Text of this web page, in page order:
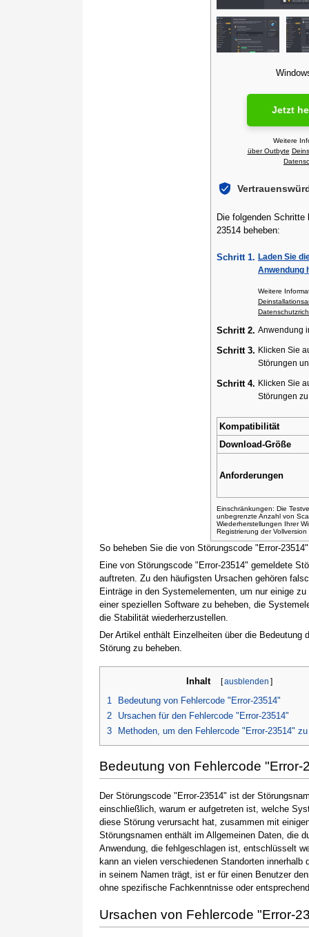
So beheben Sie die von Störungscode "Error-
Eine von Störungscode "Error-23514" gemeldete
auftreten. Zu den häufigsten Ursachen gehören
Einträge in den Systemelementen, um nur einige
einer speziellen Software zu beheben, die
die Stabilität wiederherzustellen.
Der Artikel enthält Einzelheiten über die
Störung zu beheben.
Inhalt [ ausblenden ]
1
Bedeutung von Fehlercode "Error-23514"
2
Ursachen für den Fehlercode "Error-23514"
3
Methoden, um den Fehlercode "Error-23514"
Bedeutung von Fehlercode "Error-
Der Störungscode "Error-23514" ist der
einschließlich, warum er aufgetreten ist, welche
diese Störung verursacht hat, zusammen mit
Störungsnamen enthält im Allgemeinen Daten, die
Anwendung, die fehlgeschlagen ist, entschlüsselt
kann an vielen verschiedenen Standorten
in seinem Namen trägt, ist er für einen Benutzer
ohne spezifische Fachkenntnisse oder
Ursachen von Fehlercode "Error-
Jetzt
Weitere
über Outbyte
Die folgenden Schritte
23514 beheben:
Schritt 1. Laden Sie
Anwendung
Weitere
Schritt 2. Anwendung
Schritt 3. Klicken Sie
Störungen
Schritt 4. Klicken Sie
Störungen
Kompatibilität
Download-Größe
Anforderungen
Einschränkungen: Die
unbegrenzte Anzahl von
Wiederherstellungen Ihrer
Registrierung der